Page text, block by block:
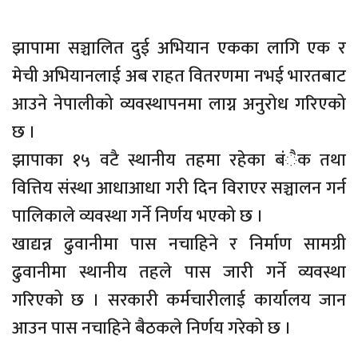
झापामा सञ्चालित दुई अभियान एकका लागि एक र
मेची अभियानलाई अब राहत वितरणमा नभई भारतबाट
आउने नेपालीको व्यवस्थापनमा लाग्न अनुरोध गरिएको
छ ।
झापाका १५ वटै स्थानीय तहमा रहेका बंैक तथा
वित्तिय संस्था आधाआधा गरी दिन विराएर सञ्चालन गर्न
पालिकाले व्यवस्था गर्ने निर्णय भएको छ ।
खाद्यन्न ढुवानीमा पास नचाहिने र निर्माण सामग्री
ढुवानीमा स्थानीय तहले पास जारी गर्ने व्यवस्था
गरिएको छ । सरकारी कर्मचारीलाई कार्यालय जान
आउन पास नचाहिने बैठकले निर्णय गरेको छ ।